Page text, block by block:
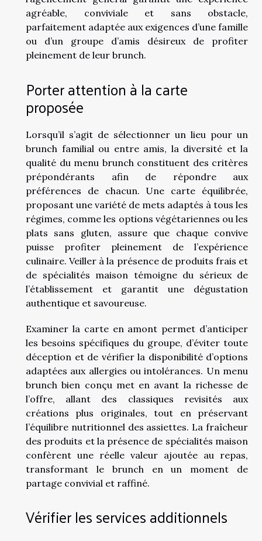
agréable, conviviale et sans obstacle,
parfaitement adaptée aux exigences d’une famille
ou d’un groupe d’amis désireux de profiter
pleinement de leur brunch.
Porter attention à la carte
proposée
Lorsqu’il s’agit de sélectionner un lieu pour un
brunch familial ou entre amis, la diversité et la
qualité du menu brunch constituent des critères
prépondérants afin de répondre aux
préférences de chacun. Une carte équilibrée,
proposant une variété de mets adaptés à tous les
régimes, comme les options végétariennes ou les
plats sans gluten, assure que chaque convive
puisse profiter pleinement de l’expérience
culinaire. Veiller à la présence de produits frais et
de spécialités maison témoigne du sérieux de
l’établissement et garantit une dégustation
authentique et savoureuse.
Examiner la carte en amont permet d’anticiper
les besoins spécifiques du groupe, d’éviter toute
déception et de vérifier la disponibilité d’options
adaptées aux allergies ou intolérances. Un menu
brunch bien conçu met en avant la richesse de
l’offre, allant des classiques revisités aux
créations plus originales, tout en préservant
l’équilibre nutritionnel des assiettes. La fraîcheur
des produits et la présence de spécialités maison
confèrent une réelle valeur ajoutée au repas,
transformant le brunch en un moment de
partage convivial et raffiné.
Vérifier les services additionnels